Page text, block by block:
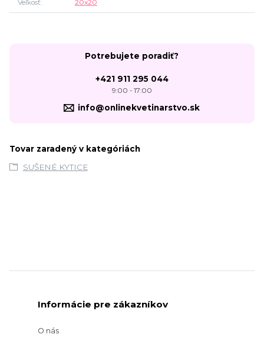
Veľkosť 20x20
Potrebujete poradiť?
+421 911 295 044
9:00 - 17:00
info@onlinekvetinarstvo.sk
Tovar zaradený v kategóriách
SUŠENÉ KYTICE
Informácie pre zákazníkov
O nás